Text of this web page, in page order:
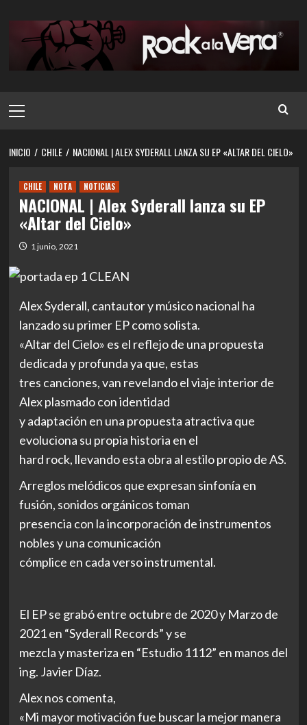
contenido
principal
INICIO CHILE NACIONAL | ALEX SYDERALL LANZA SU EP «ALTAR DEL CIELO»
CHILE NOTA NOTICIAS
NACIONAL | Alex Syderall lanza su EP
«Altar del Cielo»
1 junio, 2021
Alex Syderall, cantautor y músico nacional ha
lanzado su primer EP como solista.
«Altar del Cielo» es el reflejo de una propuesta
dedicada y profunda ya que, estas
tres canciones, van revelando el viaje interior de
Alex plasmado con identidad
y adaptación en una propuesta atractiva que
evoluciona su propia historia en el
hard rock, llevando esta obra al estilo propio de AS.
Arreglos melódicos que expresan sinfonía en
fusión, sonidos orgánicos toman
presencia con la incorporación de instrumentos
nobles y una comunicación
cómplice en cada verso instrumental.
El EP se grabó entre octubre de 2020 y Marzo de
2021 en “Syderall Records” y se
mezcla y masteriza en “Estudio 1112” en manos del
ing. Javier Díaz.
Alex nos comenta,
«Mi mayor motivación fue buscar la mejor manera